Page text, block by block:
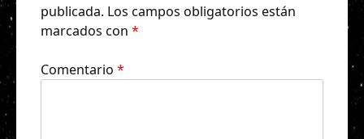
publicada. Los campos obligatorios están
marcados con *
Comentario *